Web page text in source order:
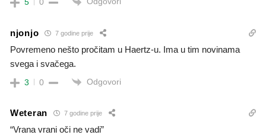
5 0
njonjo 7 godine prije
Povremeno nešto pročitam u Haertz-u. Ima u tim novinama
svega i svačega.
3 0 Odgovori
Weteran 7 godine prije
“Vrana vrani oči ne vadi”